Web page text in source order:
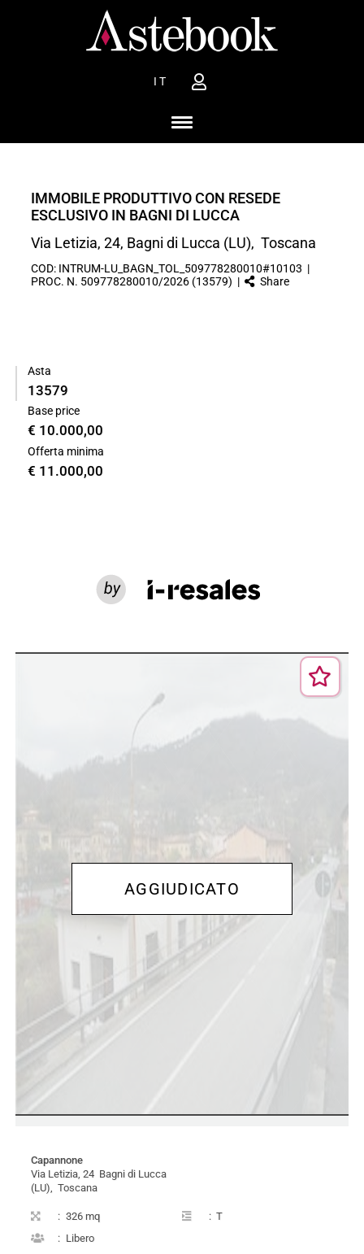
IT
IMMOBILE PRODUTTIVO CON RESEDE
ESCLUSIVO IN BAGNI DI LUCCA
Via Letizia, 24, Bagni di Lucca (LU), Toscana
COD: INTRUM-LU_BAGN_TOL_509778280010#10103 |
PROC. N. 509778280010/2026 (13579) |
Share
Asta
13579
Base price
€ 10.000,00
Offerta minima
€ 11.000,00
Capannone
Via Letizia, 24 Bagni di Lucca
(LU), Toscana
: 326 mq : T
: Libero